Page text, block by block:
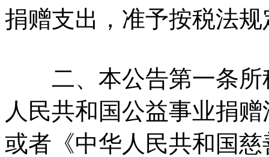
捐赠支出，准予按税法
二、本公告第一条所
人民共和国公益事业捐
或者《中华人民共和国